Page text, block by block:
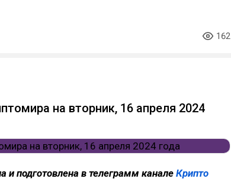
162
на вторник, 16 апреля 2024
и подготовлена в телеграмм канале Крипто